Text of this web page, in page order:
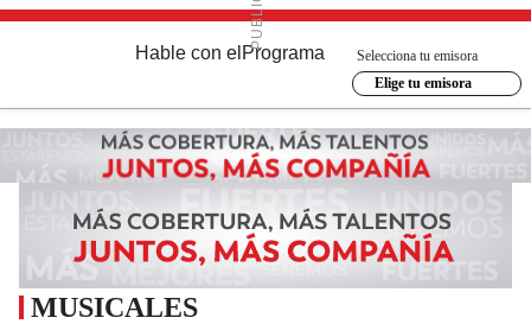
Hable con el Programa
Selecciona tu emisora
Elige tu emisora
MUSICALES